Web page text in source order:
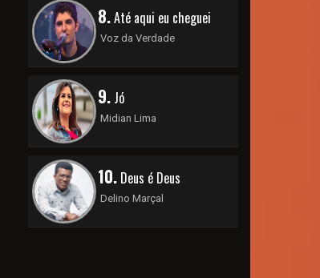
8.Até aqui eu cheguei
Voz da Verdade
9.Jó
Midian Lima
10.Deus é Deus
Delino Marçal